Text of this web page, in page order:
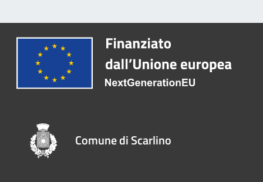
Comune di Scarlino